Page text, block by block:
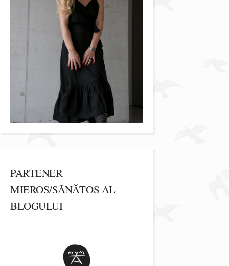
PARTENER
MIEROS/SĂNĂTOS AL
BLOGULUI